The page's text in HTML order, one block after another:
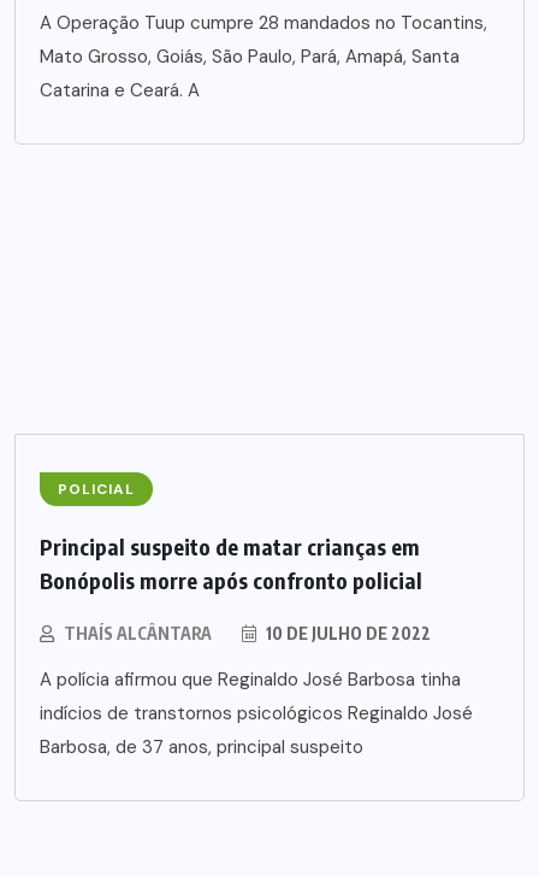
A Operação Tuup cumpre 28 mandados no Tocantins,
Mato Grosso, Goiás, São Paulo, Pará, Amapá, Santa
Catarina e Ceará. A
POLICIAL
Principal suspeito de matar crianças em
Bonópolis morre após confronto policial
THAÍS ALCÂNTARA 10 DE JULHO DE 2022
A polícia afirmou que Reginaldo José Barbosa tinha
indícios de transtornos psicológicos Reginaldo José
Barbosa, de 37 anos, principal suspeito